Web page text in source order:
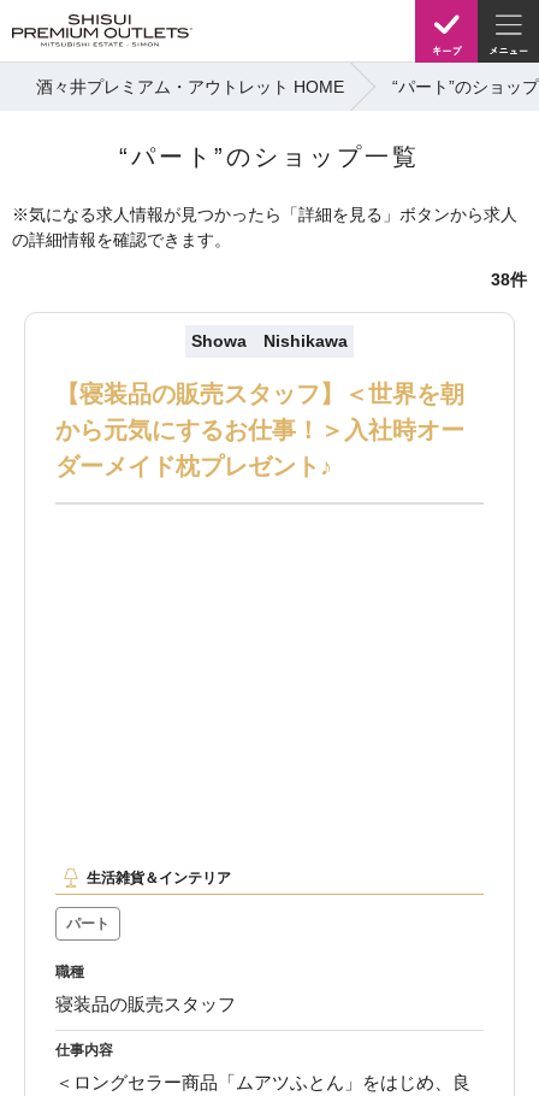
酒々井プレミアム・アウトレット HOME “パート”のショッ
“パート”のショップ一覧
※気になる求人情報が見つかったら「詳細を見る」ボタンから求人
の詳細情報を確認できます。
38件
Showa Nishikawa
【寝装品の販売スタッフ】＜世界を朝
から元気にするお仕事！＞入社時オー
ダーメイド枕プレゼント♪
生活雑貨＆インテリア
パート
職種
寝装品の販売スタッフ
仕事内容
＜ロングセラー商品「ムアツふとん」をはじめ、良